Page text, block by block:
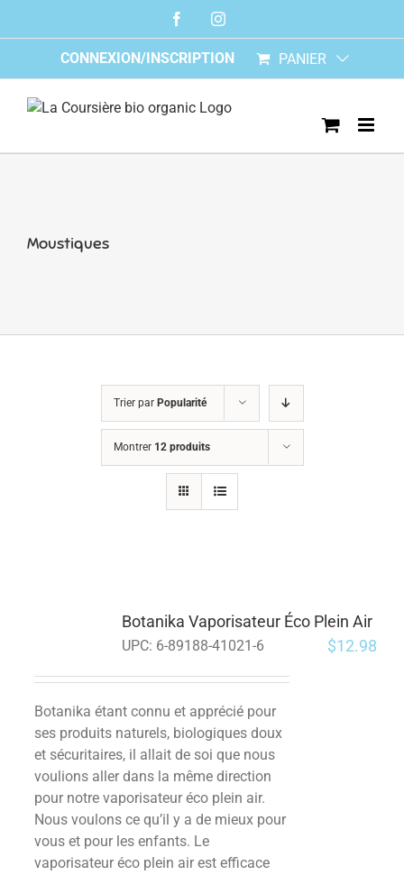
FacebookInstagram
CONNEXION/INSCRIPTION PANIER
Moustiques
Trier par Popularité
Montrer 12 produits
Botanika Vaporisateur Éco Plein Air
UPC: 6-89188-41021-6 $12.98
Botanika étant connu et apprécié pour
ses produits naturels, biologiques doux
et sécuritaires, il allait de soi que nous
voulions aller dans la même direction
pour notre vaporisateur éco plein air.
Nous voulons ce qu’il y a de mieux pour
vous et pour les enfants. Le
vaporisateur éco plein air est efficace